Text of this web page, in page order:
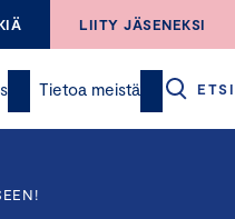
LIITY JÄSENEKSI
Tietoa meistä ETSI